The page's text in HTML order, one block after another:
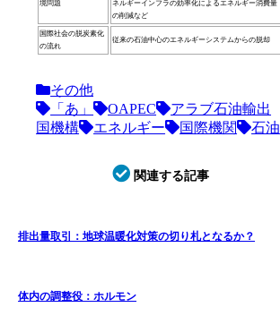
境問題
ネルギーインフラの効率化によるエネルギー消費量
の削減など
国際社会の脱炭素化
の流れ
従来の石油中心のエネルギーシステムからの脱却
その他
「あ」
OAPEC
アラブ石油輸出
国機構
エネルギー 国際機関 石油
関連する記事
排出量取引：地球温暖化対策の切り札となるか？
体内の調整役：ホルモン